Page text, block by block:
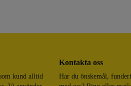
kund alltid
Kontakta oss
Har du önskemål,